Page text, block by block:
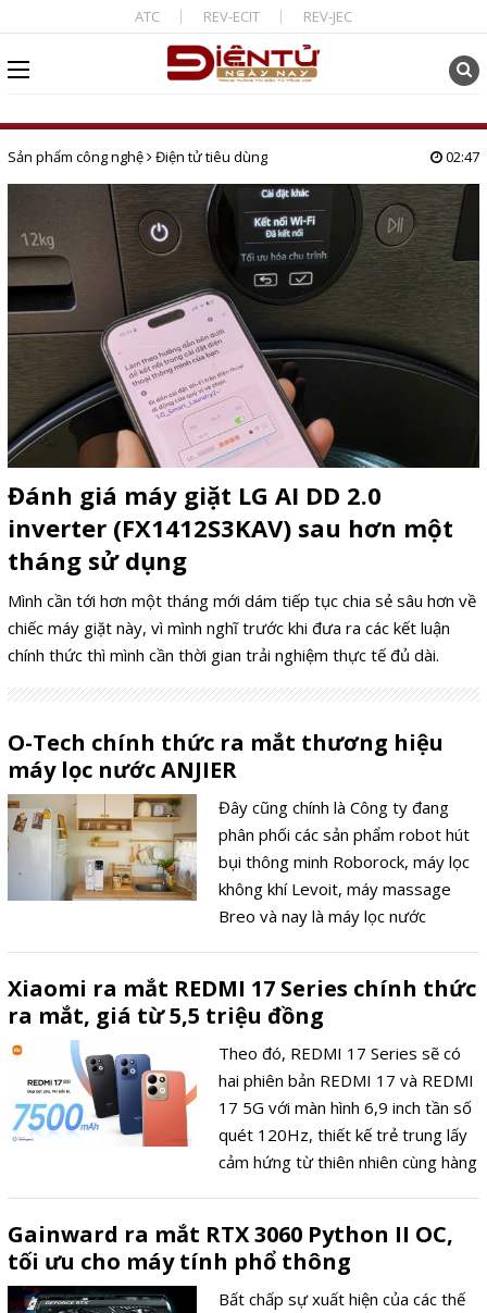
ATC REV-ECIT REV-JEC
Sản phẩm công nghệ Điện tử tiêu dùng 02:47
Đánh giá máy giặt LG AI DD 2.0
inverter (FX1412S3KAV) sau hơn một
tháng sử dụng
Mình cần tới hơn một tháng mới dám tiếp tục chia sẻ sâu hơn về
chiếc máy giặt này, vì mình nghĩ trước khi đưa ra các kết luận
chính thức thì mình cần thời gian trải nghiệm thực tế đủ dài.
O-Tech chính thức ra mắt thương hiệu
máy lọc nước ANJIER
Đây cũng chính là Công ty đang
phân phối các sản phẩm robot hút
bụi thông minh Roborock, máy lọc
không khí Levoit, máy massage
Breo và nay là máy lọc nước
Xiaomi ra mắt REDMI 17 Series chính thức
ra mắt, giá từ 5,5 triệu đồng
Theo đó, REDMI 17 Series sẽ có
hai phiên bản REDMI 17 và REDMI
17 5G với màn hình 6,9 inch tần số
quét 120Hz, thiết kế trẻ trung lấy
cảm hứng từ thiên nhiên cùng hàng
Gainward ra mắt RTX 3060 Python II OC,
tối ưu cho máy tính phổ thông
Bất chấp sự xuất hiện của các thế